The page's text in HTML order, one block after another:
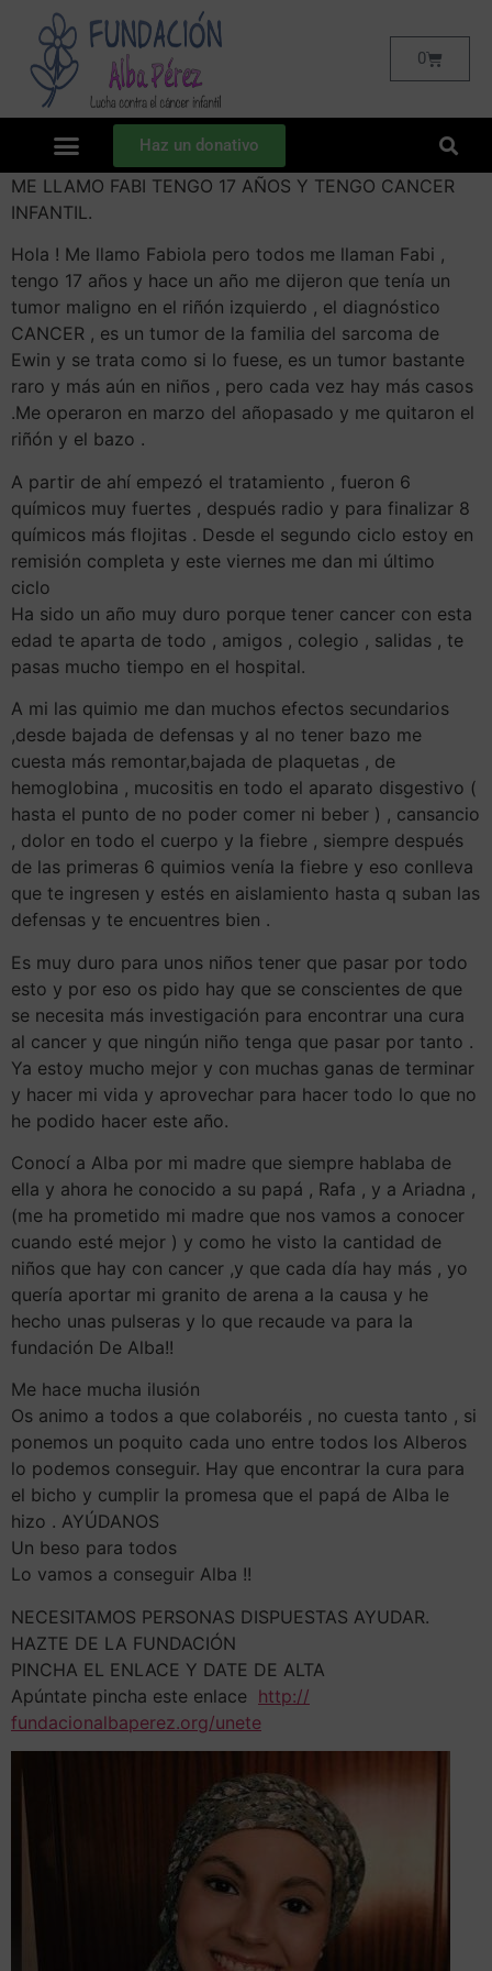
0
Haz un donativo
ME LLAMO FABI TENGO 17 AÑOS Y TENGO CANCER
INFANTIL.
Hola ! Me llamo Fabiola pero todos me llaman Fabi ,
tengo 17 años y hace un año me dijeron que tenía un
tumor maligno en el riñón izquierdo , el diagnóstico
CANCER , es un tumor de la familia del sarcoma de
Ewin y se trata como si lo fuese, es un tumor bastante
raro y más aún en niños , pero cada vez hay más casos
.Me operaron en marzo del añopasado y me quitaron el
riñón y el bazo .
A partir de ahí empezó el tratamiento , fueron 6
químicos muy fuertes , después radio y para finalizar 8
químicos más flojitas . Desde el segundo ciclo estoy en
remisión completa y este viernes me dan mi último
ciclo
Ha sido un año muy duro porque tener cancer con esta
edad te aparta de todo , amigos , colegio , salidas , te
pasas mucho tiempo en el hospital.
A mi las quimio me dan muchos efectos secundarios
,desde bajada de defensas y al no tener bazo me
cuesta más remontar,bajada de plaquetas , de
hemoglobina , mucositis en todo el aparato disgestivo (
hasta el punto de no poder comer ni beber ) , cansancio
, dolor en todo el cuerpo y la fiebre , siempre después
de las primeras 6 quimios venía la fiebre y eso conlleva
que te ingresen y estés en aislamiento hasta q suban las
defensas y te encuentres bien .
Es muy duro para unos niños tener que pasar por todo
esto y por eso os pido hay que se conscientes de que
se necesita más investigación para encontrar una cura
al cancer y que ningún niño tenga que pasar por tanto .
Ya estoy mucho mejor y con muchas ganas de terminar
y hacer mi vida y aprovechar para hacer todo lo que no
he podido hacer este año.
Conocí a Alba por mi madre que siempre hablaba de
ella y ahora he conocido a su papá , Rafa , y a Ariadna ,
(me ha prometido mi madre que nos vamos a conocer
cuando esté mejor ) y como he visto la cantidad de
niños que hay con cancer ,y que cada día hay más , yo
quería aportar mi granito de arena a la causa y he
hecho unas pulseras y lo que recaude va para la
fundación De Alba!!
Me hace mucha ilusión
Os animo a todos a que colaboréis , no cuesta tanto , si
ponemos un poquito cada uno entre todos los Alberos
lo podemos conseguir. Hay que encontrar la cura para
el bicho y cumplir la promesa que el papá de Alba le
hizo . AYÚDANOS
Un beso para todos
Lo vamos a conseguir Alba !!
NECESITAMOS PERSONAS DISPUESTAS AYUDAR.
HAZTE DE LA FUNDACIÓN
PINCHA EL ENLACE Y DATE DE ALTA
Apúntate pincha este enlace http://
fundacionalbaperez.org/unete